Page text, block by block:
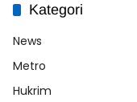
Kategori
News
Metro
Hukrim